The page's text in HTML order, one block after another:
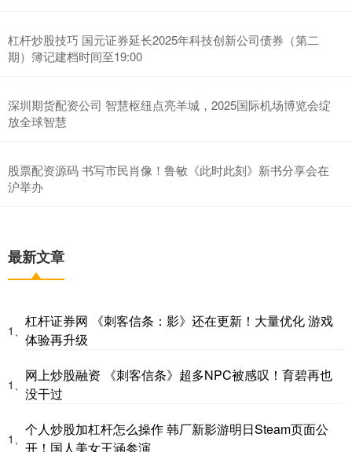
杠杆炒股技巧 国元证券延长2025年科技创新公司债券（第二
期）簿记建档时间至19:00
深圳期货配资公司 智慧枢纽点亮羊城，2025国际机场博览会绽
放全球智慧
股票配资源码 书写市民肖像！鲁敏《此时此刻》新书分享会在
沪举办
最新文章
1、
杠杆证券网 《刺客信条：影》还在更新！大量优化 游戏
体验再升级
1、
网上炒股融资 《刺客信条》超多NPC被感叹！育碧再也
没干过
1、
个人炒股加杠杆怎么操作 韩厂新影游明日Steam页面公
开！国人美女王涵参演